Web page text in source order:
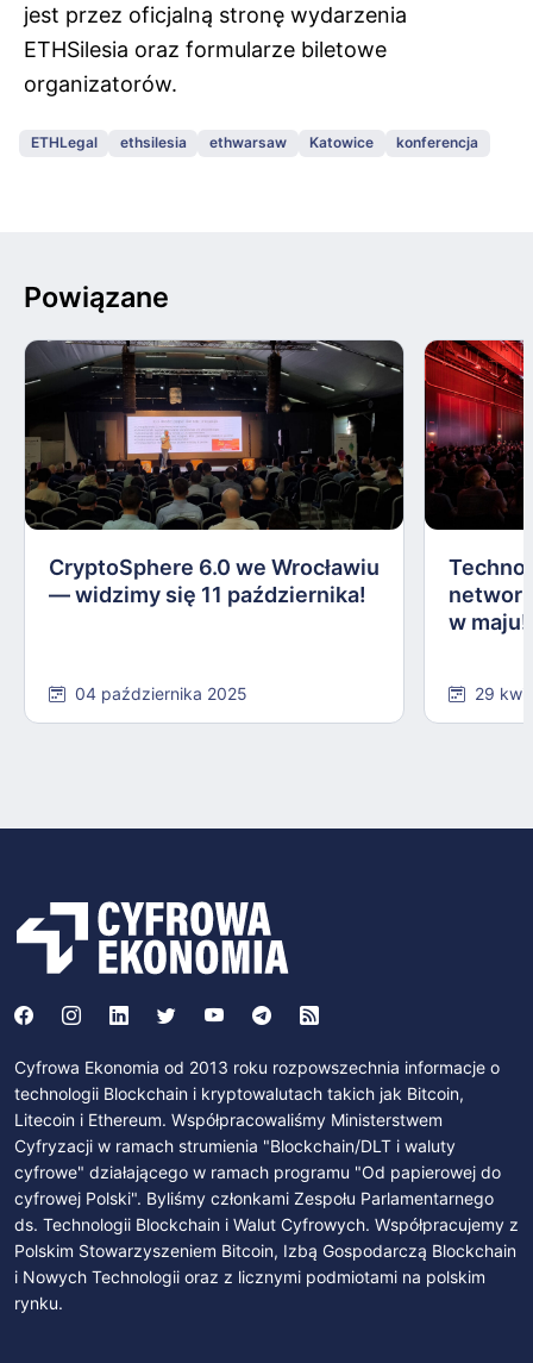
jest przez oficjalną stronę wydarzenia
ETHSilesia oraz formularze biletowe
organizatorów.
ETHLegal ethsilesia ethwarsaw Katowice konferencja
Powiązane
CryptoSphere 6.0 we Wrocławiu
— widzimy się 11 października!
04 października 2025
w maju!
29
Cyfrowa Ekonomia od 2013 roku rozpowszechnia informacje o
technologii Blockchain i kryptowalutach takich jak Bitcoin,
Litecoin i Ethereum. Współpracowaliśmy Ministerstwem
Cyfryzacji w ramach strumienia "Blockchain/DLT i waluty
cyfrowe" działającego w ramach programu "Od papierowej do
cyfrowej Polski". Byliśmy członkami Zespołu Parlamentarnego
ds. Technologii Blockchain i Walut Cyfrowych. Współpracujemy z
Polskim Stowarzyszeniem Bitcoin, Izbą Gospodarczą Blockchain
i Nowych Technologii oraz z licznymi podmiotami na polskim
rynku.